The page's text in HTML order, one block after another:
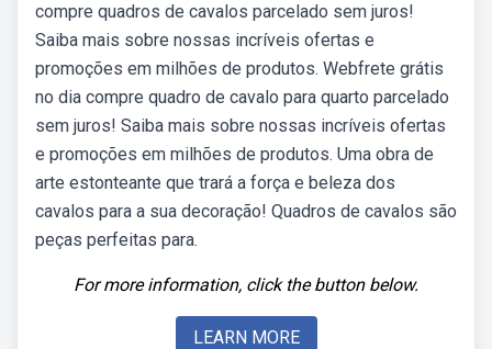
compre quadros de cavalos parcelado sem juros!
Saiba mais sobre nossas incríveis ofertas e
promoções em milhões de produtos. Webfrete grátis
no dia compre quadro de cavalo para quarto parcelado
sem juros! Saiba mais sobre nossas incríveis ofertas
e promoções em milhões de produtos. Uma obra de
arte estonteante que trará a força e beleza dos
cavalos para a sua decoração! Quadros de cavalos são
peças perfeitas para.
For more information, click the button below.
LEARN MORE